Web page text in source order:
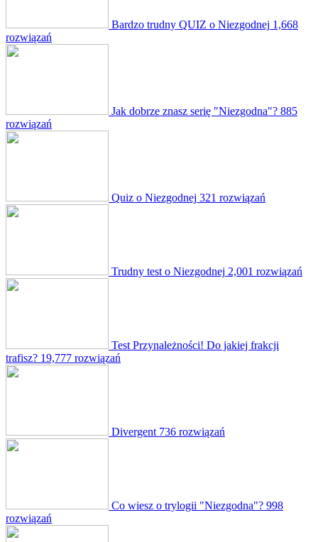
Bardzo trudny QUIZ o Niezgodnej 1,668
rozwiązań
Jak dobrze znasz serię "Niezgodna"? 885
rozwiązań
Quiz o Niezgodnej 321 rozwiązań
Trudny test o Niezgodnej 2,001 rozwiązań
Test Przynależności! Do jakiej frakcji
trafisz? 19,777 rozwiązań
Divergent 736 rozwiązań
Co wiesz o trylogii "Niezgodna"? 998
rozwiązań